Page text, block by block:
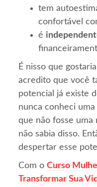
tem
confortável
é
É nisso que
acredito que você
potencial já existe
nunca conheci
que não fosse uma
não sabia disso.
despertar esse
Com oCurso
Transformar Sua